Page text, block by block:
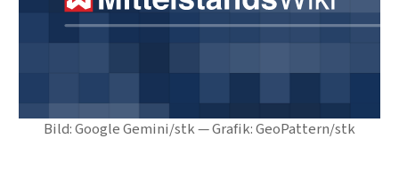
Bild: Google Gemini/stk — Grafik: GeoPattern/stk